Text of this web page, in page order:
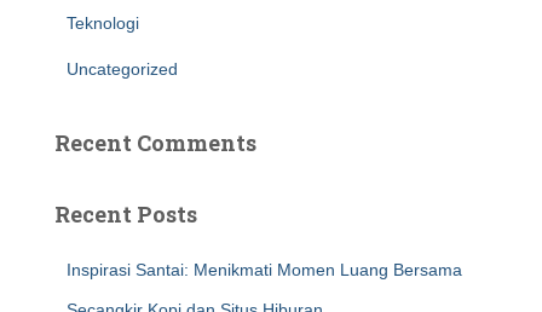
Teknologi
Uncategorized
Recent Comments
Recent Posts
Inspirasi Santai: Menikmati Momen Luang Bersama